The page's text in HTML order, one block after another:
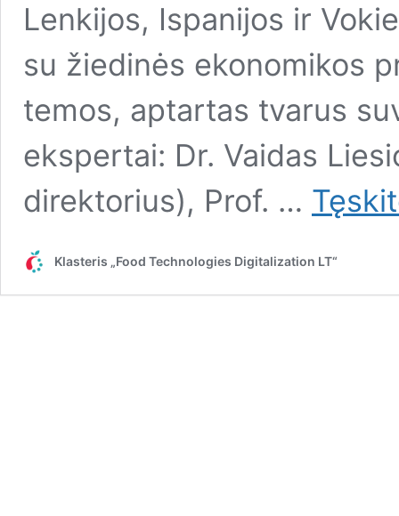
Lenkijos, Ispanijos ir
su žiedinės ekonomikos
temos, aptartas tvarus
ekspertai: Dr. Vaidas
direktorius), Prof. …
Klasteris „Food Technologies Digitalization LT“